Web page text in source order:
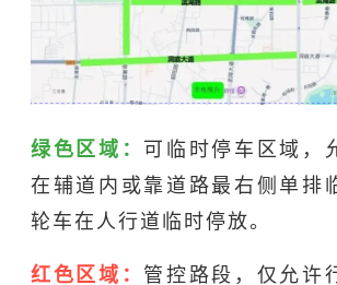
绿色区域： 可临时停车区域，
在辅道内或靠道路最右侧单排
轮车在人行道临时停放。
红色区域： 管控路段，仅允许